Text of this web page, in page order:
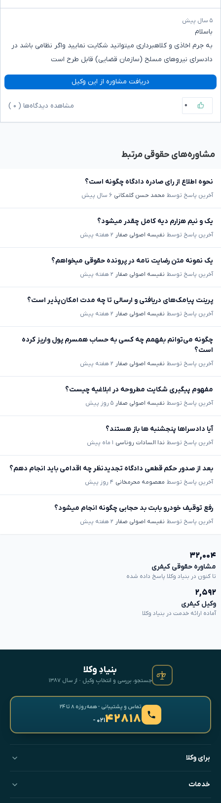
۵ سال پیش
باسلام
به جرم اخاذی و کلاهبرداری میتوانید شکایت نمایید واگر نظامی باشد در
دادسرای نیروهای مسلح (سازمان قضایی) قابل طرح است
دریافت مشاوره از این وکیل
۰ مشاهده دیدگاه‌ها ( ۰
مشاوره‌های حقوقی مرتبط
نحوه اطلاع از رای صادره دادگاه چگونه است؟
آخرین پاسخ توسط محمد حسن گلمکانی ۶ سال پیش
یک و نیم هزارم دیه کامل چقدر میشود؟
آخرین پاسخ توسط نفیسه اصولی صفار ۲ هفته پیش
یک نمونه متن رضایت نامه در پرونده حقوقی میخواهم؟
آخرین پاسخ توسط نفیسه اصولی صفار ۲ هفته پیش
پرینت پیامک‌های دریافتی و ارسالی تا چه مدت امکان‌پذیر است؟
آخرین پاسخ توسط نفیسه اصولی صفار ۲ هفته پیش
چگونه می‌توانم بفهمم چه کسی به حساب همسرم پول واریز کرده
است؟
آخرین پاسخ توسط نفیسه اصولی صفار ۲ هفته پیش
مفهوم پیگیری شکایت مطروحه در ابلاغیه چیست؟
آخرین پاسخ توسط نفیسه اصولی صفار ۵ روز پیش
آیا دادسراها پنجشنبه ها باز هستند؟
آخرین پاسخ توسط ندا السادات روناسی ۱ ماه پیش
بعد از صدور حکم قطعی دادگاه تجدیدنظر چه اقدامی باید انجام دهم؟
آخرین پاسخ توسط معصومه محرمخانی ۴ روز پیش
رفع توقیف خودرو بابت بد حجابی چگونه انجام میشود؟
آخرین پاسخ توسط نفیسه اصولی صفار ۲ هفته پیش
۳۲,۰۰۴
مشاوره حقوقی کیفری
تا کنون در بنیاد وکلا پاسخ داده شده
۲,۵۹۲
وکیل کیفری
آماده ارائه خدمت در بنیاد وکلا
بنیادِ وکلا
جستجو، بررسی و انتخابِ وکیل · از سال ۱۳۸۷
تماس و پشتیبانی · همه‌روزه ۸ تا ۲۴
۴۲۸۱۸- ۰۲۱
برای وکلا
خدمات